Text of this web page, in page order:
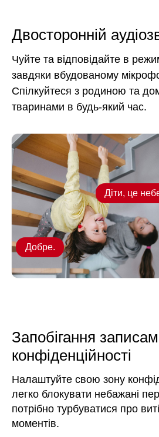
Двосторонній
Чуйте та відповідайте в
завдяки вбудованому
Спілкуйтеся з родиною та
тваринами в будь-який час.
Діти, це
Добре.
Запобігання
конфіденційності
Налаштуйте свою зону
легко блокувати небажані
потрібно турбуватися про
моментів.